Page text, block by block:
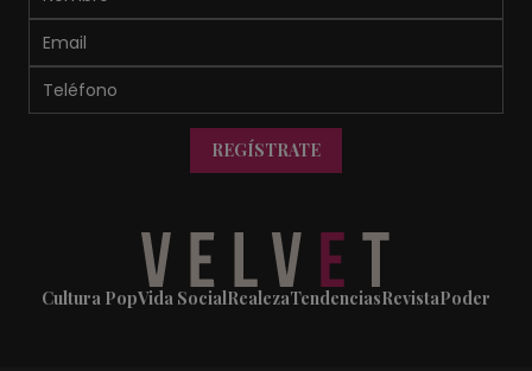
REGÍSTRATE
Cultura PopVida SocialRealezaTendenciasRevistaPoder